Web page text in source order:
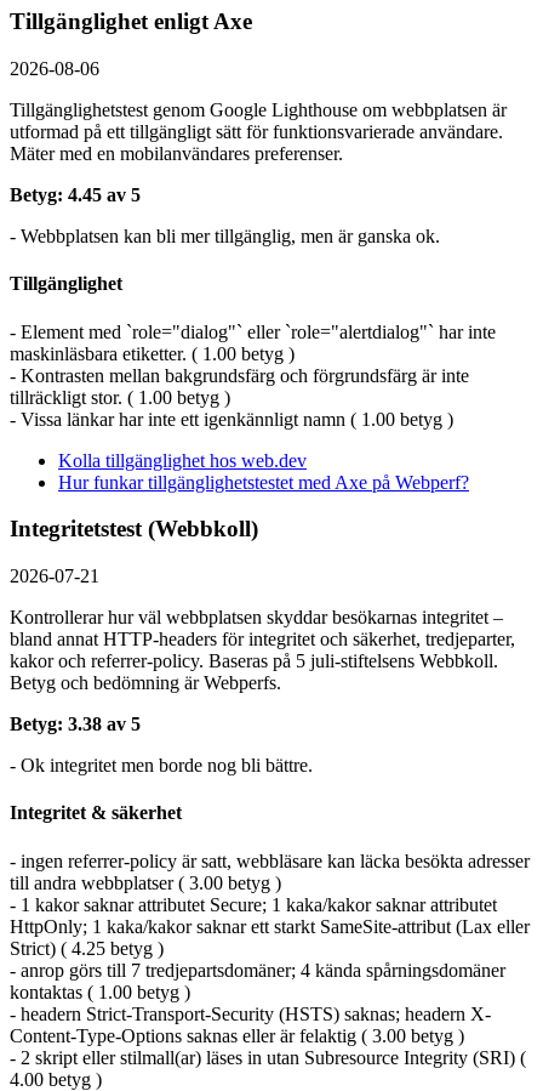
Tillgänglighet enligt Axe
2026-08-06
Tillgänglighetstest genom Google Lighthouse om webbplatsen är
utformad på ett tillgängligt sätt för funktionsvarierade användare.
Mäter med en mobil­användares preferenser.
Betyg: 4.45 av 5
- Webbplatsen kan bli mer tillgänglig, men är ganska ok.
Tillgänglighet
- Element med `role="dialog"` eller `role="alertdialog"` har inte
maskinläsbara etiketter. ( 1.00 betyg )
- Kontrasten mellan bakgrundsfärg och förgrundsfärg är inte
tillräckligt stor. ( 1.00 betyg )
- Vissa länkar har inte ett igenkännligt namn ( 1.00 betyg )
Kolla tillgänglighet hos web.dev
Hur funkar tillgänglighetstestet med Axe på Webperf?
Integritetstest (Webbkoll)
2026-07-21
Kontrollerar hur väl webbplatsen skyddar besökarnas integritet –
bland annat HTTP-headers för integritet och säkerhet, tredjeparter,
kakor och referrer-policy. Baseras på 5 juli-stiftelsens Webbkoll.
Betyg och bedömning är Webperfs.
Betyg: 3.38 av 5
- Ok integritet men borde nog bli bättre.
Integritet & säkerhet
- ingen referrer-policy är satt, webbläsare kan läcka besökta adresser
till andra webbplatser ( 3.00 betyg )
- 1 kakor saknar attributet Secure; 1 kaka/kakor saknar attributet
HttpOnly; 1 kaka/kakor saknar ett starkt SameSite-attribut (Lax eller
Strict) ( 4.25 betyg )
- anrop görs till 7 tredjepartsdomäner; 4 kända spårningsdomäner
kontaktas ( 1.00 betyg )
- headern Strict-Transport-Security (HSTS) saknas; headern X-
Content-Type-Options saknas eller är felaktig ( 3.00 betyg )
- 2 skript eller stilmall(ar) läses in utan Subresource Integrity (SRI) (
4.00 betyg )